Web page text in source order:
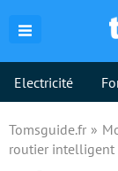
Electricité
Tomsguide.fr
routier intelligent